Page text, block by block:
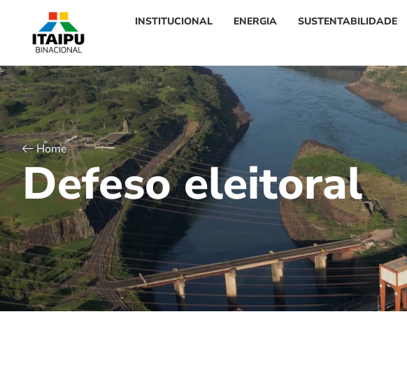
INSTITUCIONAL ENERGIA SUSTENTABILIDADE
Home
Defeso eleitoral